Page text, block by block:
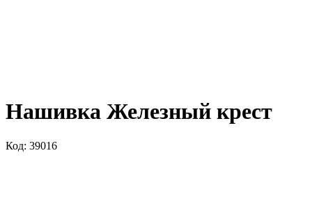
Нашивка Железный крест
Код: 39016